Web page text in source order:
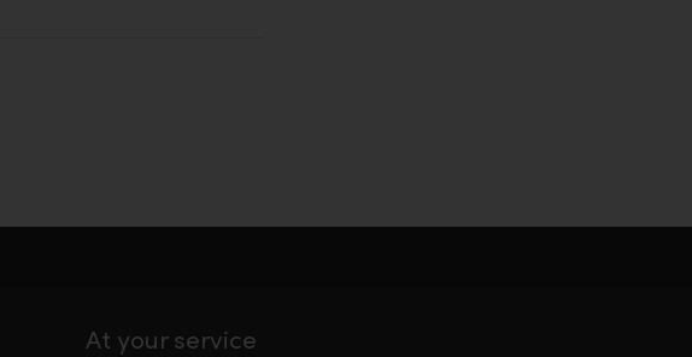
At your service